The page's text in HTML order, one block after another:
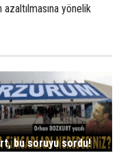
azaltılmasına yönelik
bu soruyu sordu!